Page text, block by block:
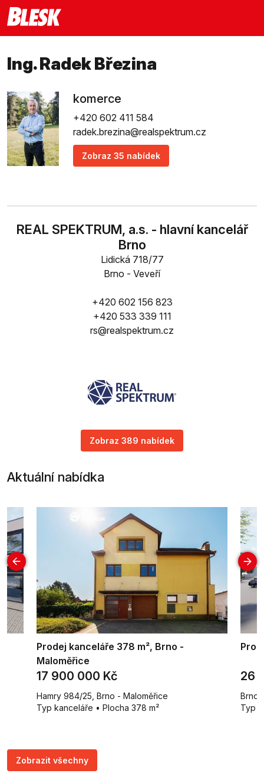
Ing. Radek Březina
komerce
+420 602 411 584
radek.brezina@realspektrum.cz
Zobraz 35 nabídek
REAL SPEKTRUM, a.s. - hlavní kancelář
Brno
Lidická 718/77
Brno - Veveří
+420 602 156 823
+420 533 339 111
rs@realspektrum.cz
Zobraz 389 nabídek
Aktuální nabídka
Prodej kanceláře 378 m², Brno -
Maloměřice
17 900 000 Kč
Hamry 984/25, Brno - Maloměřice
Typ kanceláře • Plocha 378 m²
26
Brno
Typ
Zobrazit všechny